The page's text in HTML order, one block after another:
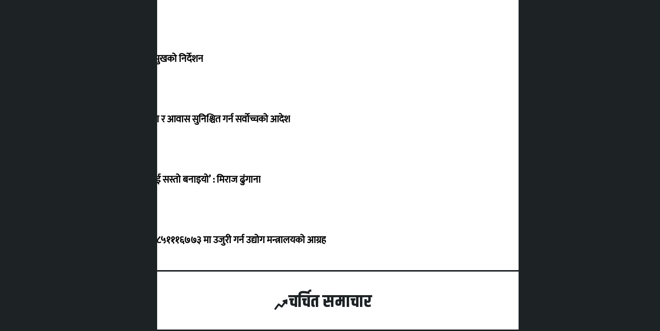
संसद् बैठकमा कालो चस्मा नलगाउन सभामुखको निर्देशन
विस्थापित सुकुम्वासी बालबालिकाको शिक्षा र आवास सुनिश्चित गर्न सर्वोच्चको आदेश
‘सानो घटनामा पनि सडकमा उतारेर सेनालाई सस्तो बनाइयो’ : मिराज ढुंगाना
ग्यासको कृत्रिम अभाव र कालोबजारी भए ९८५१११६७७३ मा उजुरी गर्न उद्योग मन्त्रालयको आग्रह
चर्चित समाचार